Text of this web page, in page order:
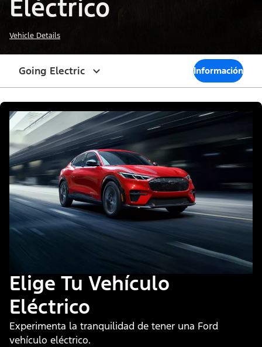
Eléctrico
Vehicle Details
Going Electric Información
Elige Tu Vehículo
Eléctrico
Experimenta la tranquilidad de tener una Ford
vehículo eléctrico.